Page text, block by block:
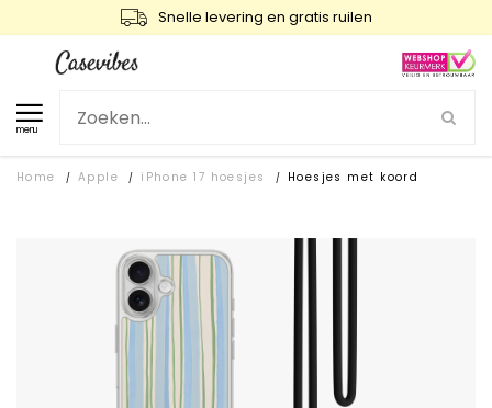
Snelle levering en gratis ruilen
menu
Home / Apple / iPhone 17 hoesjes / Hoesjes met koord